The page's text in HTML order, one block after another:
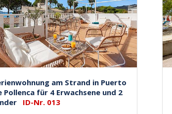
am Strand in Puerto
Pollenca für 4 Erwachsene und 2
ID-Nr. 013